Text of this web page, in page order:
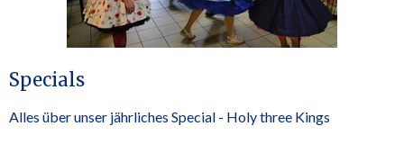
Specials
Alles über unser jährliches Special - Holy three Kings